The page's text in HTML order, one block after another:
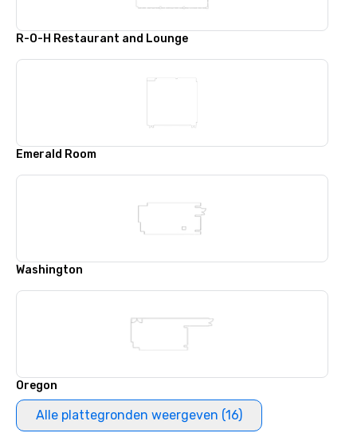
R-O-H Restaurant and Lounge
Emerald Room
Washington
Oregon
Alle plattegronden weergeven (16)